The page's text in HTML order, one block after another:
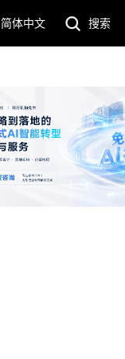
简体中文 搜索